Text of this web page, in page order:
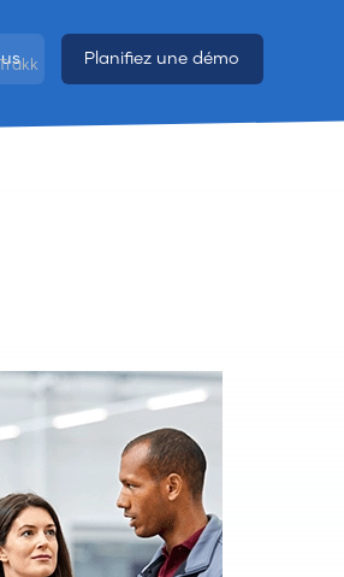
Planifiez une démo